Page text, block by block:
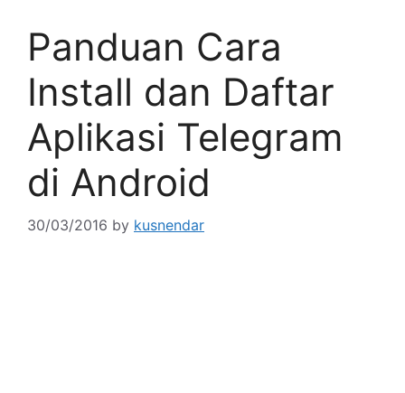
Panduan Cara
Install dan Daftar
Aplikasi Telegram
di Android
30/03/2016 by kusnendar